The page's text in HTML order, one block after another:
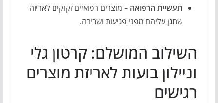
תעשיית הרפואה – מוצרים רפואיים זקוקים לאריזה
שתגן עליהם מפני פגיעות ושבירה.
השילוב המושלם: קרטון גלי
וניילון בועות לאריזת מוצרים
רגישים